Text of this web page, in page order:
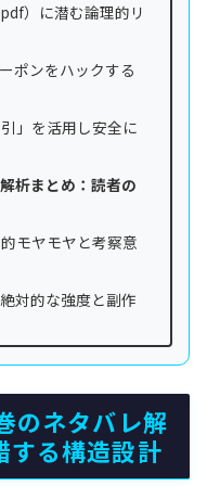
）に潜む論理的リ
ポンをハックする
」を活用し安全に
析まとめ：読者の
モヤモヤと考察意
対的な強度と副作
のネタバレ解
する構造設計